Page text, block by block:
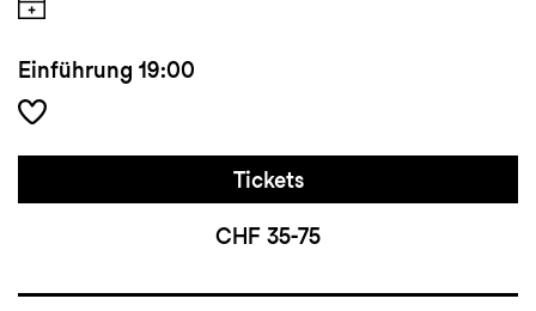
Einführung 19:00
Tickets
CHF 35-75